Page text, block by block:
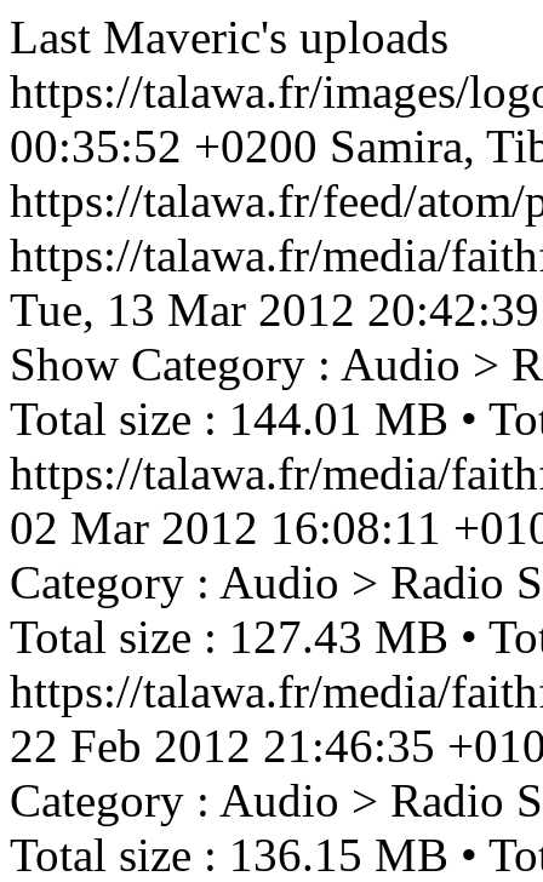
Last Maveric's uploads
https://talawa.fr/images/
00:35:52 +0200 Samira,
https://talawa.fr/feed/
https://talawa.fr/media/
Tue, 13 Mar 2012
Show Category : Audio >
Total size : 144.01 MB •
https://talawa.fr/media/
02 Mar 2012 16:08:11
Category : Audio > Radio
Total size : 127.43 MB •
https://talawa.fr/media/
22 Feb 2012 21:46:35
Category : Audio > Radio
Total size : 136.15 MB •